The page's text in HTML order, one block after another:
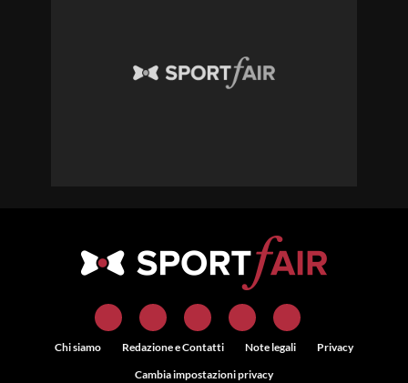
Chi siamo Redazione e Contatti Note legali
Privacy
Cambia impostazioni privacy